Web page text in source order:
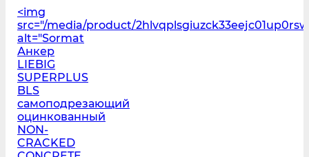
<img
src="/media/product/
alt="Sormat
Анкер
LIEBIG
SUPERPLUS
BLS
самоподрезающий
оцинкованный
NON-
CRACKED